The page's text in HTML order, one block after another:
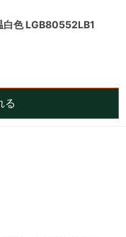
白色 LGB80552LB1
る